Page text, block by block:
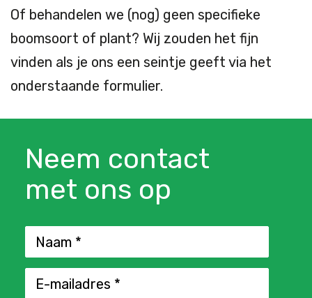
Of behandelen we (nog) geen specifieke
boomsoort of plant? Wij zouden het fijn
vinden als je ons een seintje geeft via het
onderstaande formulier.
Neem contact
met ons op
Naam *
E-mailadres *